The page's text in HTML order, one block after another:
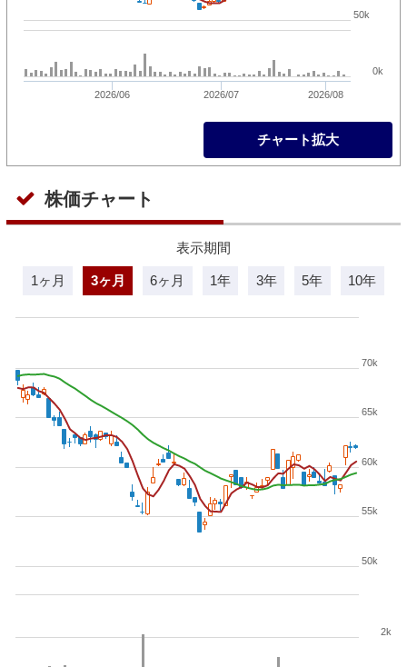
2026/06 2026/07 2026/08
50k
0k
チャート拡大
株価チャート
表示期間
1ヶ月 3ヶ月 6ヶ月 1年 3年 5年 10年
50k
55k
60k
65k
70k
2k